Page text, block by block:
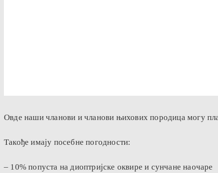
Овде наши чланови и чланови њихових породица могу
Такође имају посебне погодности:
– 10% попуста на диоптријске оквире и сунчане наочаре